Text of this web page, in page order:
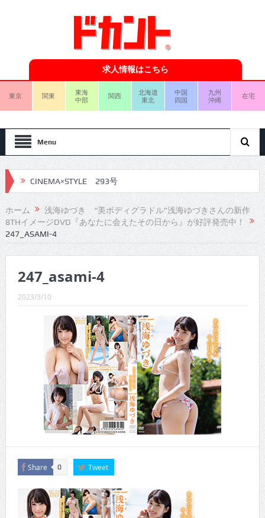
求人情報はこちら
東京 関東
東海
中部
関西
北海道
東北
中国
四国
九州
沖縄
在宅
Menu
CINEMA×STYLE 293号
CINEMA×STYLE 292号
CINEMA×STYLE 291号
CINEMA×STYLE 290号
CINEMA×STYLE 289号
CINEMA×STYLE 288号
CINEMA×STYLE 287号
CINEMA×STYLE 286号
CINEMA×STYLE 285号
CINEMA×STYLE 294号
ホーム
浅海ゆづき “美ボディグラドル”浅海ゆづきさんの新作
8THイメージDVD『あなたに会えたその日から』が好評発売中！
247_ASAMI-4
247_asami-4
2023/3/10
Share 0 Tweet